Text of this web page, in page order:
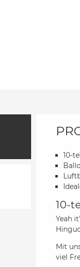
10-
10-
Yeah
Mit
viel